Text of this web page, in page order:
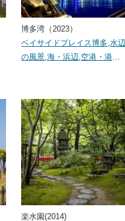
博多湾（2023）
ベイサイドプレイス博多 ,水辺
の風景 ,海・浜辺 空港・港
楽水園(2014)